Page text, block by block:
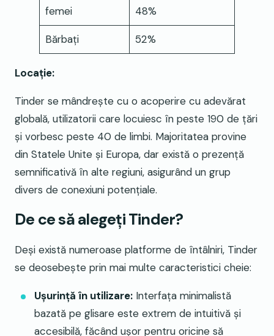
femei 48%
Bărbați 52%
Locație:
Tinder se mândrește cu o acoperire cu adevărat
globală, utilizatorii care locuiesc în peste 190 de țări
și vorbesc peste 40 de limbi. Majoritatea provine
din Statele Unite și Europa, dar există o prezență
semnificativă în alte regiuni, asigurând un grup
divers de conexiuni potențiale.
De ce să alegeți Tinder?
Deși există numeroase platforme de întâlniri, Tinder
se deosebește prin mai multe caracteristici cheie:
Ușurință în utilizare: Interfața minimalistă
bazată pe glisare este extrem de intuitivă și
accesibilă, făcând ușor pentru oricine să